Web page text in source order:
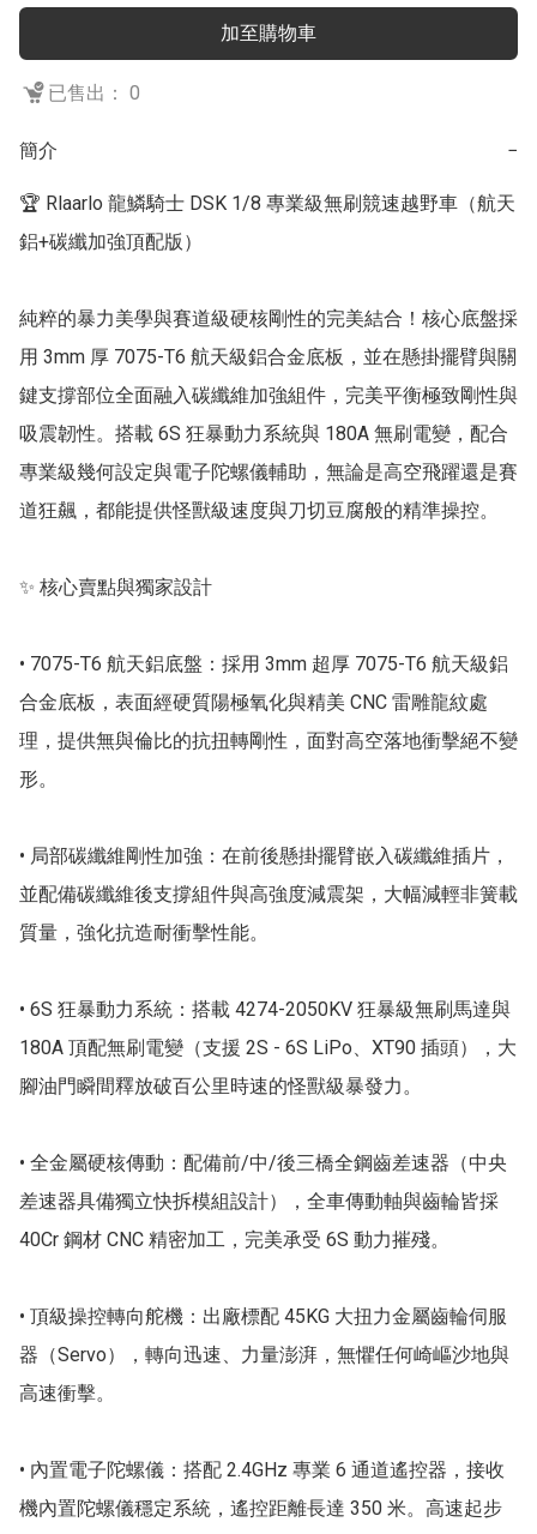
加至購物車
已售出： 0
簡介 −
🏆 Rlaarlo 龍鱗騎士 DSK 1/8 專業級無刷競速越野車（航天
鋁+碳纖加強頂配版）
純粹的暴力美學與賽道級硬核剛性的完美結合！核心底盤採
用 3mm 厚 7075-T6 航天級鋁合金底板，並在懸掛擺臂與關
鍵支撐部位全面融入碳纖維加強組件，完美平衡極致剛性與
吸震韌性。搭載 6S 狂暴動力系統與 180A 無刷電變，配合
專業級幾何設定與電子陀螺儀輔助，無論是高空飛躍還是賽
道狂飆，都能提供怪獸級速度與刀切豆腐般的精準操控。
✨ 核心賣點與獨家設計
• 7075-T6 航天鋁底盤：採用 3mm 超厚 7075-T6 航天級鋁
合金底板，表面經硬質陽極氧化與精美 CNC 雷雕龍紋處
理，提供無與倫比的抗扭轉剛性，面對高空落地衝擊絕不變
形。
• 局部碳纖維剛性加強：在前後懸掛擺臂嵌入碳纖維插片，
並配備碳纖維後支撐組件與高強度減震架，大幅減輕非簧載
質量，強化抗造耐衝擊性能。
• 6S 狂暴動力系統：搭載 4274-2050KV 狂暴級無刷馬達與
180A 頂配無刷電變（支援 2S - 6S LiPo、XT90 插頭），大
腳油門瞬間釋放破百公里時速的怪獸級暴發力。
• 全金屬硬核傳動：配備前/中/後三橋全鋼齒差速器（中央
差速器具備獨立快拆模組設計），全車傳動軸與齒輪皆採
40Cr 鋼材 CNC 精密加工，完美承受 6S 動力摧殘。
• 頂級操控轉向舵機：出廠標配 45KG 大扭力金屬齒輪伺服
器（Servo），轉向迅速、力量澎湃，無懼任何崎嶇沙地與
高速衝擊。
• 內置電子陀螺儀：搭配 2.4GHz 專業 6 通道遙控器，接收
機內置陀螺儀穩定系統，遙控距離長達 350 米。高速起步